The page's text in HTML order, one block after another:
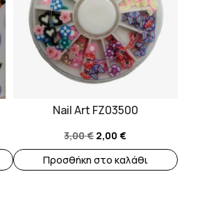
Nail Art FZ03500
3,00€Original
price
was:
2,00€Η
τρέχουσα
τιμή
Προσθήκη στο καλάθι